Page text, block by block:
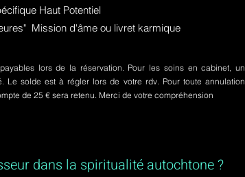
Haut Potentiel
Mission d'âme ou livret karmique
lors de la réservation. Pour les soins en cabinet, un
Le solde est à régler lors de votre rdv. Pour toute annulation
de 25 € sera retenu. Merci de votre compréhension
dans la spiritualité autochtone ?